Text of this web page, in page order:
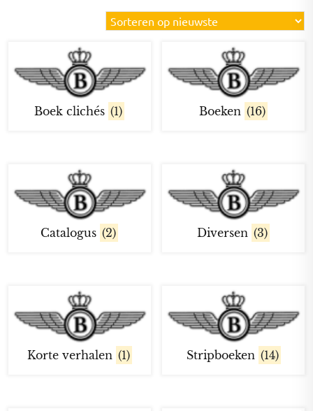
op
nieuwste
Boek clichés (1) Boeken (16)
Catalogus (2) Diversen (3)
Korte verhalen (1) Stripboeken (14)